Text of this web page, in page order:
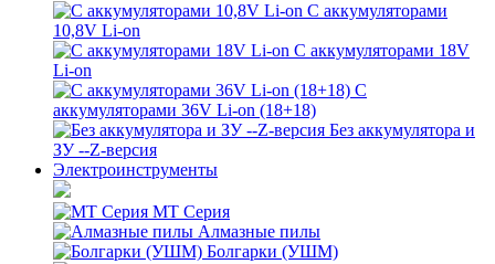
С аккумуляторами
10,8V Li-on
С аккумуляторами 18V
Li-on
С
аккумуляторами 36V Li-on (18+18)
Без аккумулятора и
ЗУ --Z-версия
Электроинструменты
MT Серия
Алмазные пилы
Болгарки (УШМ)